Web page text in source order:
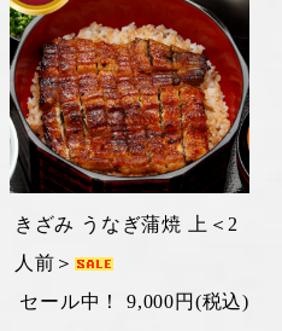
きざみ うなぎ蒲焼 上＜2
人前＞
セール中！ 9,000円(税込)